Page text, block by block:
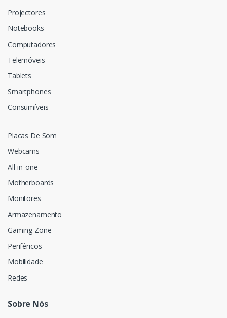
Projectores
Notebooks
Computadores
Telemóveis
Tablets
Smartphones
Consumíveis
Placas De Som
Webcams
All-in-one
Motherboards
Monitores
Armazenamento
Gaming Zone
Periféricos
Mobilidade
Redes
Sobre Nós